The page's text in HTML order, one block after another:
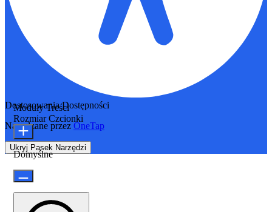
Dostosowania Dostępności
Napędzane przez OneTap
Ukryj Pasek Narzędzi
Moduły Treści
Rozmiar Czcionki
Domyślne